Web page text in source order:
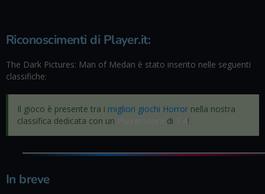
Riconoscimenti di Player.it:
The Dark Pictures: Man of Medan è stato inserito nelle seguenti
classifiche:
Il gioco è presente tra i migliori giochi Horror nella nostra
classifica dedicata con un
di !
In breve